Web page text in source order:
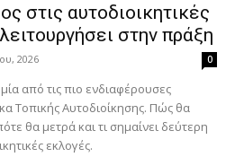
στις αυτοδιοικητικές
στην πράξη
2026 0
από τις πιο ενδιαφέρουσες
Τοπικής Αυτοδιοίκησης. Πώς θα
θα μετρά και τι σημαίνει δεύτερη
εκλογές.